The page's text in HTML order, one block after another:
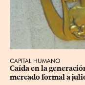
CAPITAL HUMANO
Caída en la
mercado formal a